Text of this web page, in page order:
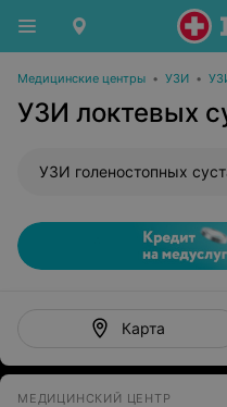
Медицинские центры • УЗИ •
УЗИ локтевых
УЗИ голеностопных
Карта
МЕДИЦИНСКИЙ ЦЕНТР